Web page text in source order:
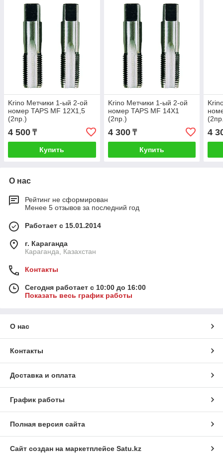
Krino Метчики 1-ый 2-ой
номер TAPS MF 12X1,5
(2пр.)
4 500 ₸
Купить
Krino Метчики 1-ый 2-ой
номер TAPS MF 14X1
(2пр.)
4 300₸
Купить
4
О нас
Рейтинг не сформирован
Менее 5 отзывов за последний год
Работает с 15.01.2014
г. Караганда
Караганда, Казахстан
Контакты
Сегодня работает с 10:00 до 16:00
Показать весь график работы
О нас
Контакты
Доставка и оплата
График работы
Полная версия сайта
Сайт создан на маркетплейсе Satu.kz